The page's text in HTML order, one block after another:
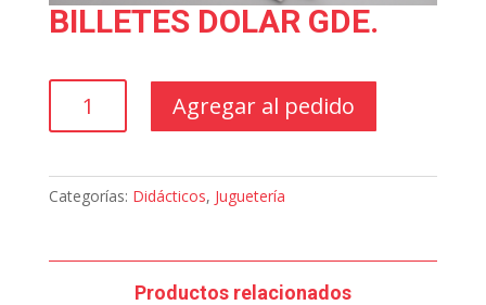
BILLETES DOLAR GDE.
DOLAR
Agregar al pedido
Categorías: Didácticos, Juguetería
Productos relacionados